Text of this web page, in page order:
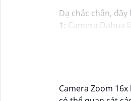
Dạ chắc chắn,
1: Camera Dahua
Hy vọng rằng
tư vấn thêm,
Camera Zoom